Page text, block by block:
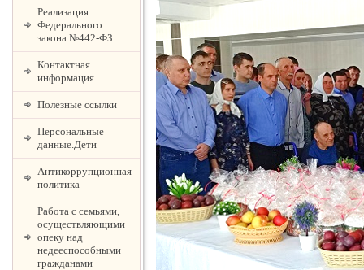
Реализация
Федерального
закона №442-ФЗ
Контактная
информация
Полезные ссылки
Персональные
данные.Дети
Антикоррупционная
политика
Работа с семьями,
осуществляющими
опеку над
недееспособными
гражданами